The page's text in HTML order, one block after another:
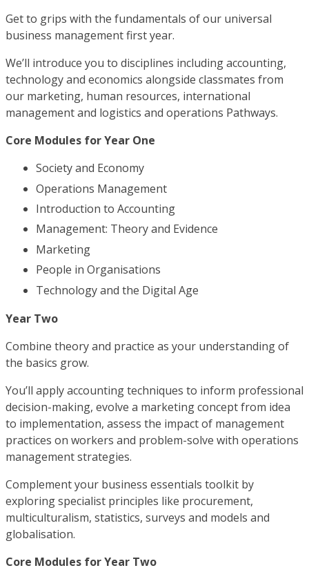
Get to grips with the fundamentals of our universal
business management first year.
We’ll introduce you to disciplines including accounting,
technology and economics alongside classmates from
our marketing, human resources, international
management and logistics and operations Pathways.
Core Modules for Year One
Society and Economy
Operations Management
Introduction to Accounting
Management: Theory and Evidence
Marketing
People in Organisations
Technology and the Digital Age
Year Two
Combine theory and practice as your understanding of
the basics grow.
You’ll apply accounting techniques to inform professional
decision-making, evolve a marketing concept from idea
to implementation, assess the impact of management
practices on workers and problem-solve with operations
management strategies.
Complement your business essentials toolkit by
exploring specialist principles like procurement,
multiculturalism, statistics, surveys and models and
globalisation.
Core Modules for Year Two